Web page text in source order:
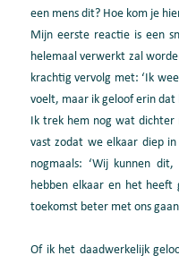
een mens dit? Hoe kom je
Mijn eerste reactie is een
helemaal verwerkt zal
krachtig vervolg met: ‘Ik
voelt, maar ik geloof erin dat
Ik trek hem nog wat dichter
vast zodat we elkaar diep
nogmaals: ‘Wij kunnen
hebben elkaar en het
toekomst beter met ons
Of ik het daadwerkelijk